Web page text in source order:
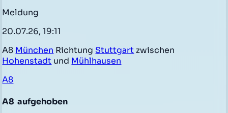
Meldung
20.07.26, 19:11
A8 München Richtung Stuttgart zwischen
Hohenstadt und Mühlhausen
A8
A8 aufgehoben